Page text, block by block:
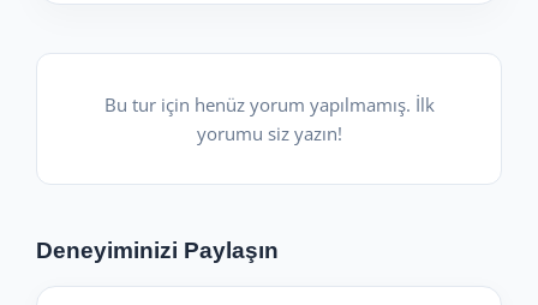
Bu tur için henüz yorum yapılmamış. İlk
yorumu siz yazın!
Deneyiminizi Paylaşın